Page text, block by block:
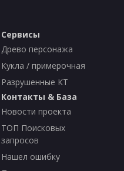
Сервисы
Древо персонажа
Кукла / примерочная
Разрушенные КТ
Контакты & База
Новости проекта
ТОП Поисковых
запросов
Нашел ошибку